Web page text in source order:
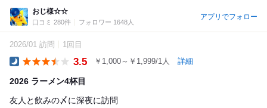
おじ様☆☆
口コミ 280件 フォロワー 1648人
アプリでフォロー
2026/01 訪問 1回目
3.5 ￥1,000～￥1,999/1人 詳細
2026 ラーメン4杯目
友人と飲みの〆に深夜に訪問